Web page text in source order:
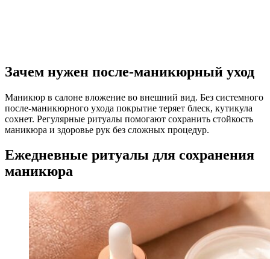
Зачем нужен после-маникюрный уход
Маникюр в салоне вложение во внешний вид. Без системного
после-маникюрного ухода покрытие теряет блеск, кутикула
сохнет. Регулярные ритуалы помогают сохранить стойкость
маникюра и здоровье рук без сложных процедур.
Ежедневные ритуалы для сохранения
маникюра